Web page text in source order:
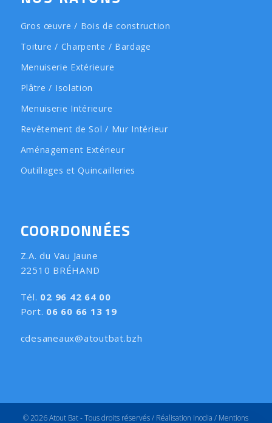
Gros œuvre / Bois de construction
Toiture / Charpente / Bardage
Menuiserie Extérieure
Plâtre / Isolation
Menuiserie Intérieure
Revêtement de Sol / Mur Intérieur
Aménagement Extérieur
Outillages et Quincailleries
COORDONNÉES
Z.A. du Vau Jaune
22510 BRÉHAND
Tél. 02 96 42 64 00
Port. 06 60 66 13 19
cdesaneaux@atoutbat.bzh
© 2026 Atout Bat - Tous droits réservés / Réalisation Inodia / Mentions